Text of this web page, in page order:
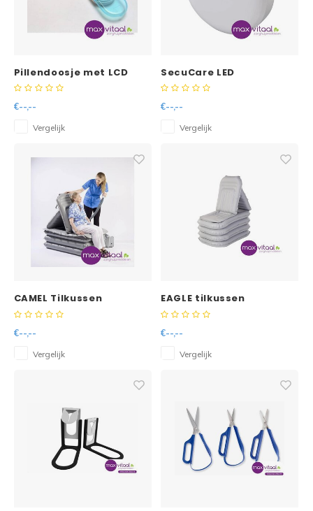
Pillendoosje met LCD
klok
€--,--
Vergelijk
SecuCare LED
Nachtlamp met sensor
€--,--
Vergelijk
CAMEL Tilkussen
€--,--
Vergelijk
EAGLE tilkussen
€--,--
Vergelijk